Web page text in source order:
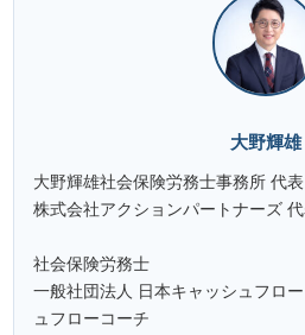
大野輝雄
大野輝雄社会保険労務士事務所 代表
株式会社アクションパートナーズ
社会保険労務士
一般社団法人 日本キャッシュフロ
ュフローコーチ